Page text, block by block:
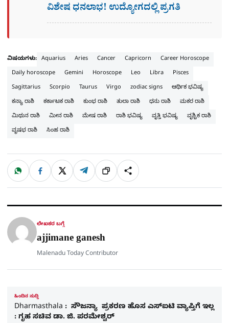
ವಿಶೇಷ ಧನಲಾಭ! ಉದ್ಯೋಗದಲ್ಲಿ ಪ್ರಗತಿ
ವಿಷಯಗಳು: Aquarius Aries Cancer Capricorn
Career Horoscope
Daily horoscope
Gemini Horoscope Leo Libra
Pisces
Sagittarius
Scorpio Taurus Virgo zodiac signs
ಆರ್ಥಿಕ ಭವಿಷ್ಯ
ಕನ್ಯಾ ರಾಶಿ
ಕರ್ಕಾಟಕ ರಾಶಿ ಕುಂಭ ರಾಶಿ ತುಲಾ ರಾಶಿ ಧನು ರಾಶಿ
ಮಕರ ರಾಶಿ
ಮಿಥುನ ರಾಶಿ
ಮೀನ ರಾಶಿ ಮೇಷ ರಾಶಿ ರಾಶಿ ಭವಿಷ್ಯ ವೃತ್ತಿ ಭವಿಷ್ಯ
ವೃಶ್ಚಿಕ ರಾಶಿ
ವೃಷಭ ರಾಶಿ
ಸಿಂಹ ರಾಶಿ
ಹಂಚಿಕೊಳ್ಳಿ
W
a
t
p
p
F
c
e
o
k
X T
l
e
a
m
ಲಿಂ
ಕ್
S
h
a
ಲೇಖಕರ ಬಗ್ಗೆ
ajjimane ganesh
Malenadu Today Contributor
ಹಿಂದಿನ ಸುದ್ದಿ
Dharmasthala : ಸೌಜನ್ಯಾ ಪ್ರಕರಣ ಹೊಸ ಎಸ್‌ಐಟಿ ವ್ಯಾಪ್ತಿಗೆ ಇಲ್ಲ
: ಗೃಹ ಸಚಿವ ಡಾ. ಜಿ. ಪರಮೇಶ್ವರ್